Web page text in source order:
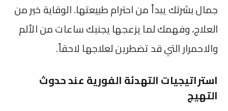
جمال بشرتك يبدأ من احترام طبيعتها. الوقاية خير من
العلاج، وفهمك لما يزعجها يجنبك ساعات من الألم
والاحمرار التي قد تضطرين لعلاجها لاحقاً.
استراتيجيات التهدئة الفورية عند حدوث
التهيج